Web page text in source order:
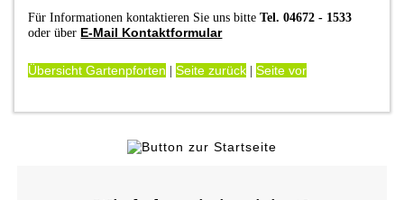
Für Informationen kontaktieren Sie uns bitteTel. 04672 - 1533
oder über E-Mail Kontaktformular
Übersicht Gartenpforten |Seite zurück |Seite vor